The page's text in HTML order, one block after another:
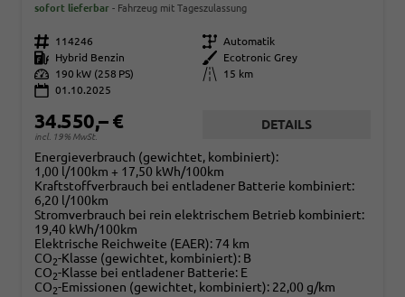
sofort lieferbar Fahrzeug mit Tageszulassung
Fahrzeugnr. 114246 Getriebe Automatik
Kraftstoff
Hybrid Benzin Außenfarbe
Ecotronic Grey
Leistung
190 kW (258 PS) Kilometerstand
15 km
01.10.2025
34.550,– €
incl. 19% MwSt.
DETAILS
Energieverbrauch (gewichtet, kombiniert):
1,00 l/100km + 17,50 kWh/100km
Kraftstoffverbrauch bei entladener Batterie kombiniert:
6,20 l/100km
Stromverbrauch bei rein elektrischem Betrieb kombiniert:
19,40 kWh/100km
Elektrische Reichweite (EAER): 74 km
CO2-Klasse (gewichtet, kombiniert): B
CO2-Klasse bei entladener Batterie: E
CO2-Emissionen (gewichtet, kombiniert): 22,00 g/km